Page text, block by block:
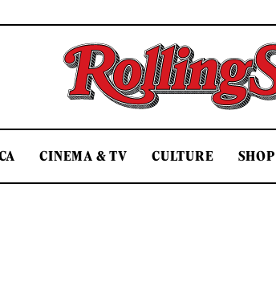
Rolling
CINEMA & TV CULTURE SHOP